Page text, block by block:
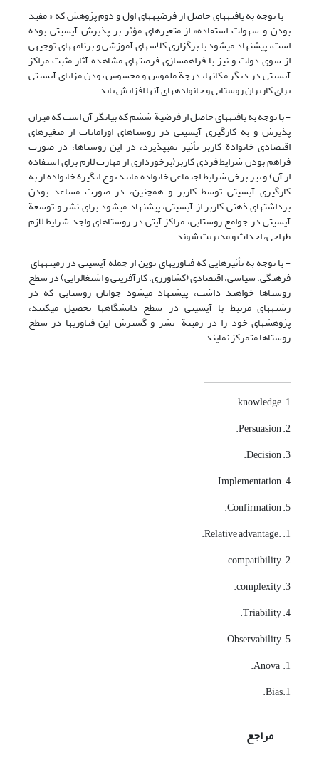
- با توجه به یافته‎های حاصل از فرضیه‎های اول و دوم پژوهش که « مفید
بودن و سهولت استفاده» از متغیر‎های مؤثر بر پذیرش آی‎سی‎تی بوده
است، پیشنهاد می‎شود با برگزاری کلاسهای آموزشی و برنامه‎های توجیهی
از سوی دولت و نیز با فراهم‎سازی فرصتهای مشاهدة آثار مثبت مراکز
آی‎سی‎تی در دیگر مکانها، درجة ملموس و محسوس بودن مزایای آی‎سی‎تی
برای کاربران روستایی و خانواده‎های آنها افزایش یابد.
- با توجه به یافته‎های حاصل از فرضیة ششم که بیانگر آن است که میزان
پذیرش و به کارگیری آی‎سی‎تی در روستاهای اورامانات از متغیرهای
اقتصادی خانوادة کاربر تأثیر نمی‎پذیرد، در این روستاها، در صورت
فراهم بودن شرایط فردی کاربر(برخورداری از مهارت لازم برای استفاده
از آن) و نیز برخی شرایط اجتماعی خانواده مانند نوع انگیزة خانواده از به
کارگیری آی‎سی‎تی توسط کاربر و همچنین، در صورت مساعد بودن
برداشتهای ذهنی کاربر از آی‎سی‎تی، پیشنهاد می‎شود برای نشر و توسعة
آی‎سی‎تی در جوامع روستایی، مراکز آی‎تی در روستاهای واجد شرایط لازم
طراحی، احداث و مدیریت شوند.
- با توجه به تأثیرهایی که فناوریهای نوین از جمله آی‎سی‎تی در زمینه‎های
فرهنگی، سیاسی، اقتصادی (کشاورزی، کارآفرینی و اشتغال‎زایی) در سطح
روستا‎ها خواهند داشت، پیشنهاد می‎شود جوانان روستایی که در
رشته‎های مرتبط با آی‎سی‎تی در سطح دانشگاه‎ها تحصیل می‎کنند،
پژوهشهای خود را در زمینة نشر و گسترش این فناوریها در سطح
روستاها متمرکز نمایند.
1. knowledge.
2. Persuasion.
3. Decision.
4. Implementation.
5. Confirmation.
1. .Relative advantage.
2. compatibility.
3. complexity.
4. Triability.
5. Observability.
1. Anova.
1.Bias.
مراجع